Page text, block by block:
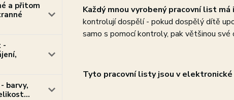
a přitom
-
barvy,
Každý mnou vyrobený pracovní list
kontrolují dospělí - pokud dospělý dítě
samo s pomocí kontroly, pak většinou své
Tyto pracovní listy jsou v elektronické